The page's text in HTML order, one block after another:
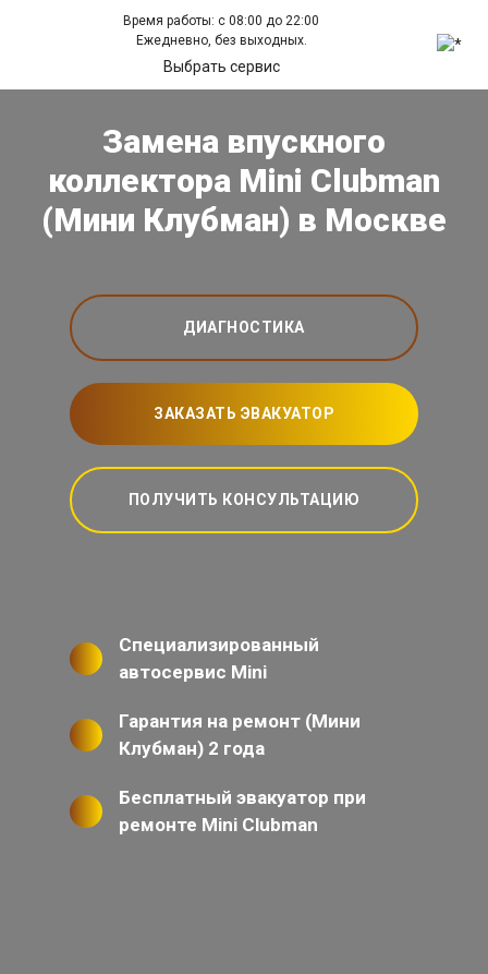
Время работы: с 08:00 до 22:00
Ежедневно, без выходных.
Выбрать сервис
Замена впускного
коллектора Mini Clubman
(Мини Клубман) в Москве
ДИАГНОСТИКА
ЗАКАЗАТЬ ЭВАКУАТОР
ПОЛУЧИТЬ КОНСУЛЬТАЦИЮ
Специализированный
автосервис Mini
Гарантия на ремонт (Мини
Клубман) 2 года
Бесплатный эвакуатор при
ремонте Mini Clubman